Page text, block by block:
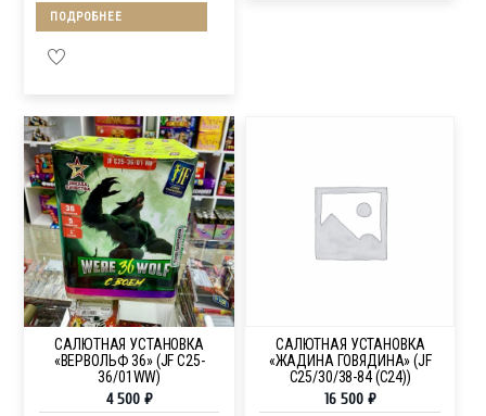
ПОДРОБНЕЕ
САЛЮТНАЯ УСТАНОВКА
«ВЕРВОЛЬФ 36» (JF C25-
36/01WW)
4 500 ₽
САЛЮТНАЯ УСТАНОВКА
«ЖАДИНА ГОВЯДИНА» (JF
C25/30/38-84 (C24))
16 500 ₽